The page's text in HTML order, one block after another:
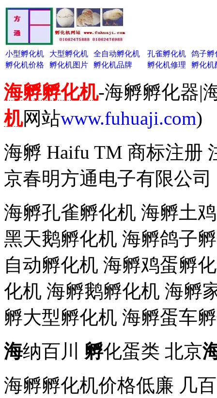
小型孵化机 大型孵化机 全自动孵化机 孔雀孵化机
鸽子孵
孵化机价格
孵化机图片 孵化机品牌 孵化机修理 孵化机
海孵孵化机-海孵孵化器|
机网站www.fuhuaji.com)
海孵 Haifu TM 商标注册
京春明方通电子有限公司
海孵孔雀孵化机 海孵土
黑天鹅孵化机 海孵鸽子
自动孵化机 海孵鸡蛋孵
化机 海孵鹅孵化机 海孵
孵大型孵化机 海孵蛋车
海纳百川 孵化蛋类 北京
海孵孵化机价格低廉 几